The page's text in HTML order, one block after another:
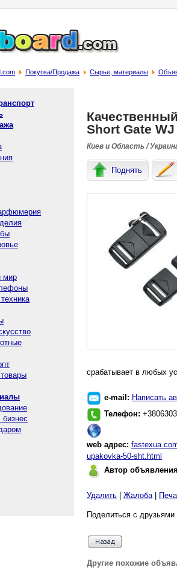
Покупка/Продажа Сырье, материалы
мир
Short Gate
Киев и Область /
Поднять
срабатывает в любых
e-mail: Написать
Телефон:
web адрес:
upakovka-50-sht.html
Автор
Удалить Жалоба|
Поделиться с
Другие похожие